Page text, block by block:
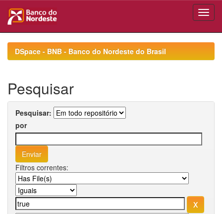
navigationDSpace - BNB - Banco do Nordeste do Brasil
Pesquisar
Pesquisar:
por
Filtros correntes: